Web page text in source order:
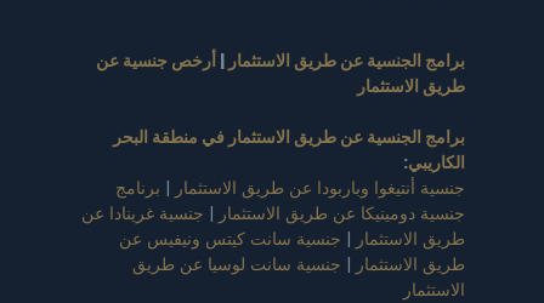
برامج الجنسية عن طريق الاستثمار | أرخص جنسية عن
طريق الاستثمار
برامج الجنسية عن طريق الاستثمار في منطقة البحر
الكاريبي:
جنسية أنتيغوا وباربودا عن طريق الاستثمار | برنامج
جنسية دومينيكا عن طريق الاستثمار | جنسية غرينادا عن
طريق الاستثمار | جنسية سانت كيتس ونيفيس عن
طريق الاستثمار | جنسية سانت لوسيا عن طريق
الاستثمار